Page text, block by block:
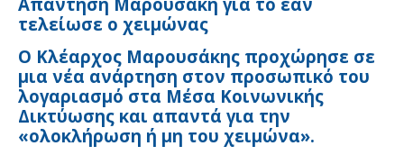
τελείωσε ο χειμώνας
Ο Κλέαρχος Μαρουσάκης προχώρησε σε
μια νέα ανάρτηση στον προσωπικό του
λογαριασμό στα Μέσα Κοινωνικής
Δικτύωσης και απαντά για την
«ολοκλήρωση ή μη του χειμώνα».